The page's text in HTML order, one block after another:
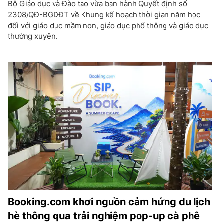
Bộ Giáo dục và Đào tạo vừa ban hành Quyết định số
2308/QĐ-BGDĐT về Khung kế hoạch thời gian năm học
đối với giáo dục mầm non, giáo dục phổ thông và giáo dục
thường xuyên.
Booking.com khơi nguồn cảm hứng du lịch
hè thông qua trải nghiệm pop-up cà phê